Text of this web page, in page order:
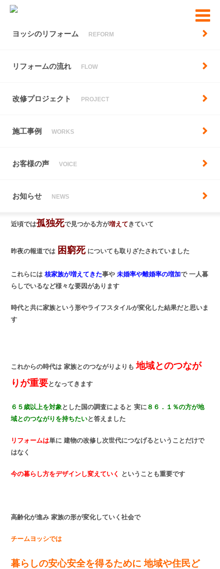
ヨッシのリフォーム REFORM
リフォームの流れ FLOW
改修プロジェクト PROJECT
施工事例 WORKS
お客様の声 VOICE
お知らせ NEWS
2020.02.07
近頃では孤独死で見つかる方が増えて きていて
昨夜の報道では 困窮死についても取りざたされていました
これらには 核家族が増えてきた事や未婚率や離婚率の増加で 一人暮
らしでいるなど様々な要因があります
時代と共に家族という形やライフスタイルが変化した結果だと思いま
す
これからの時代は 家族とのつながりよりも地域とのつなが
りが重要となってきます
６５歳以上を対象とした国の調査によると 実に ８６．１％の方が地
域とのつながりを持ちたいと答えました
リフォームは単に 建物の改修し次世代につなげるということだけで
はなく
今の暮らし方をデザインし変えていく ということも重要です
高齢化が進み 家族の形が変化していく社会で
チームヨッシでは
暮らしの安心安全を得るために 地域や住民ど